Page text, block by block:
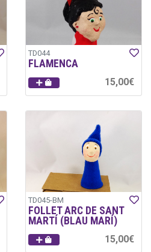
TD044
FLAMENCA
15,00€
TD045-BM
FOLLET ARC DE SANT
MARTÍ (BLAU MARÍ)
15,00€